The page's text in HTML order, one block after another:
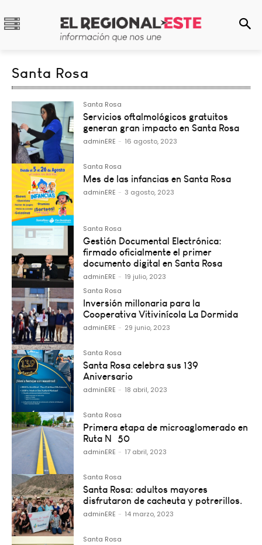
Santa Rosa
Santa Rosa
Servicios oftalmológicos gratuitos
generan gran impacto en Santa Rosa
adminERE - 16 agosto, 2023
Santa Rosa
Mes de las infancias en Santa Rosa
adminERE - 3 agosto, 2023
Santa Rosa
Gestión Documental Electrónica:
firmado oficialmente el primer
documento digital en Santa Rosa
adminERE - 19 julio, 2023
Santa Rosa
Inversión millonaria para la
Cooperativa Vitivinícola La Dormida
adminERE - 29 junio, 2023
Santa Rosa
Santa Rosa celebra sus 139º
Aniversario
adminERE - 18 abril, 2023
Santa Rosa
Primera etapa de microaglomerado en
Ruta Nº 50
adminERE - 17 abril, 2023
Santa Rosa
Santa Rosa: adultos mayores
disfrutaron de cacheuta y potrerillos.
adminERE - 14 marzo, 2023
Santa Rosa